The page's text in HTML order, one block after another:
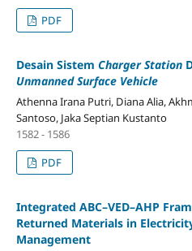
PDF
Desain Sistem Charger Station
Unmanned Surface Vehicle
Athenna Irana Putri, Diana Alia,
Santoso, Jaka Septian Kustanto
1582 - 1586
PDF
Integrated ABC–VED–AHP
Returned Materials in
Management